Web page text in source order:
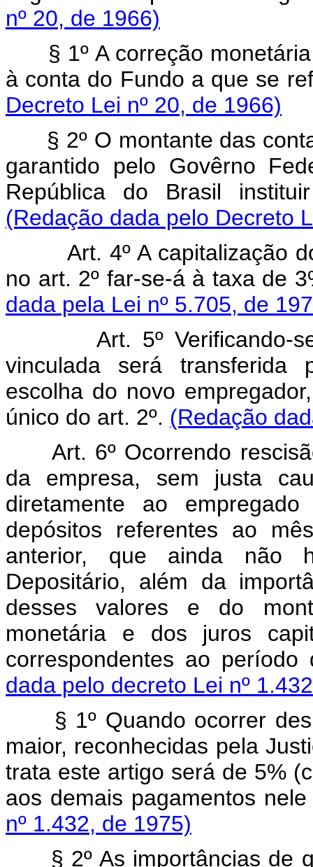
nº 20, de 1966)
§ 1º A correção
à conta do Fundo a que se
Decreto Lei nº 20, de 1966)
§ 2º O montante das
garantido pelo Govêrno
República do Brasil
(Redação dada pelo Decreto
Art. 4º A capitalização
no art. 2º far-se-á à taxa de
dada pela Lei nº 5.705, de
Art. 5º Verificando-se
vinculada será transferida
escolha do novo
único do art. 2º. (Redação
Art. 6º Ocorrendo
da empresa, sem justa
diretamente ao
depósitos referentes ao
anterior, que ainda não
Depositário, além da
desses valores e do
monetária e dos juros
correspondentes ao
dada pelo decreto Lei nº
§ 1º Quando ocorrer
maior, reconhecidas pela
trata este artigo será de 5%
aos demais pagamentos
nº 1.432, de 1975)
§ 2º As importâncias de